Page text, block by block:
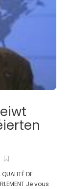
DE
Je vous